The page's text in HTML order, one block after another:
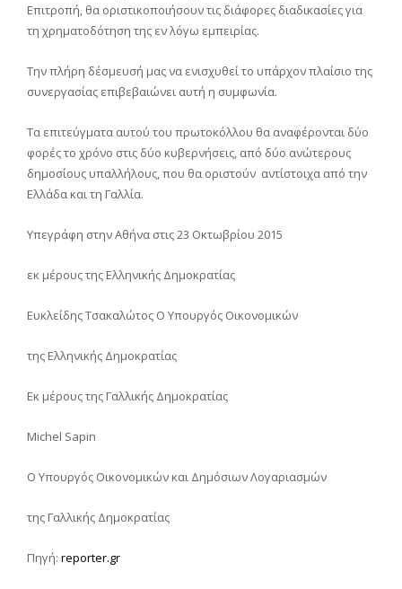
Επιτροπή, θα οριστικοποιήσουν τις διάφορες διαδικασίες για
τη χρηματοδότηση της εν λόγω εμπειρίας.
Την πλήρη δέσμευσή μας να ενισχυθεί το υπάρχον πλαίσιο της
συνεργασίας επιβεβαιώνει αυτή η συμφωνία.
Τα επιτεύγματα αυτού του πρωτοκόλλου θα αναφέρονται δύο
φορές το χρόνο στις δύο κυβερνήσεις, από δύο ανώτερους
δημοσίους υπαλλήλους, που θα οριστούν αντίστοιχα από την
Ελλάδα και τη Γαλλία.
Υπεγράφη στην Αθήνα στις 23 Οκτωβρίου 2015
εκ μέρους της Ελληνικής Δημοκρατίας
Ευκλείδης Τσακαλώτος Ο Υπουργός Οικονομικών
της Ελληνικής Δημοκρατίας
Εκ μέρους της Γαλλικής Δημοκρατίας
Michel Sapin
Ο Υπουργός Οικονομικών και Δημόσιων Λογαριασμών
της Γαλλικής Δημοκρατίας
Πηγή: reporter.gr